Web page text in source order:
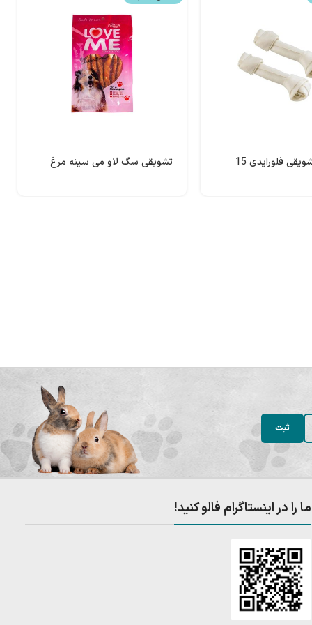
استخوان تشویقی فلورایدی 15
تشویقی سگ لاو می سینه مرغ
ما را در اینستاگرام فالو کنید!